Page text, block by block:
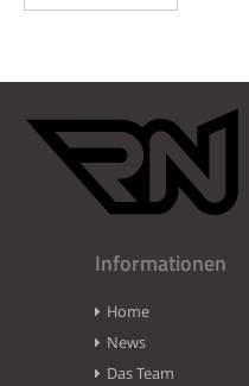
Informationen
Home
News
Das Team